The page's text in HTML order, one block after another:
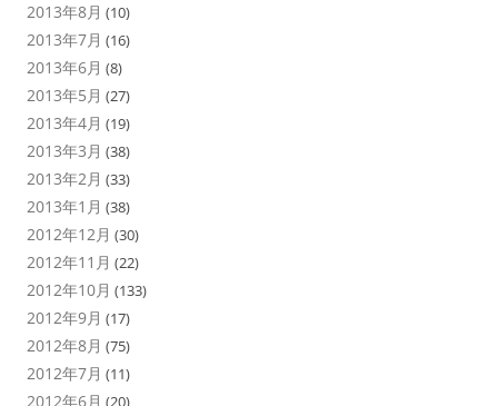
2013年8月 (10)
2013年7月 (16)
2013年6月 (8)
2013年5月 (27)
2013年4月 (19)
2013年3月 (38)
2013年2月 (33)
2013年1月 (38)
2012年12月 (30)
2012年11月 (22)
2012年10月 (133)
2012年9月 (17)
2012年8月 (75)
2012年7月 (11)
2012年6月 (20)